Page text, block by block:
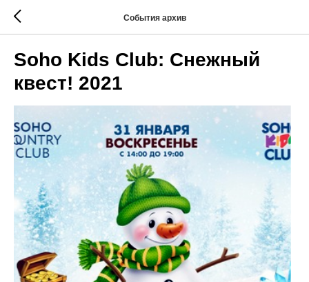
События архив
Soho Kids Club: Снежный
квест! 2021